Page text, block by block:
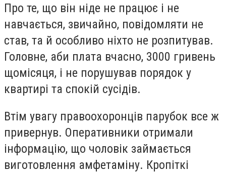
Про те, що він ніде не працює і не
навчається, звичайно, повідомляти не
став, та й особливо ніхто не розпитував.
Головне, аби плата вчасно, 3000 гривень
щомісяця, і не порушував порядок у
квартирі та спокій сусідів.
Втім увагу правоохоронців парубок все ж
привернув. Оперативники отримали
інформацію, що чоловік займається
виготовлення амфетаміну. Кропіткі